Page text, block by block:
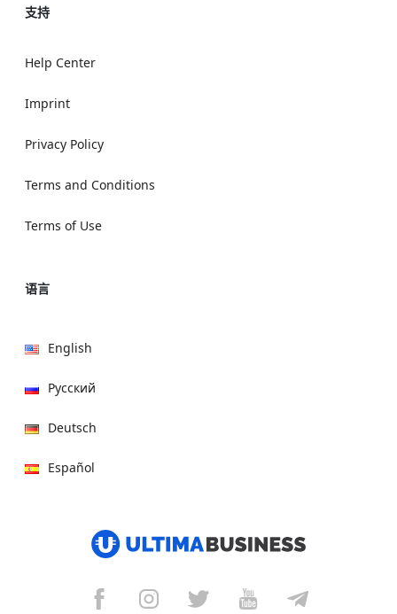
支持
Help Center
Imprint
Privacy Policy
Terms and Conditions
Terms of Use
语言
English
Русский
Deutsch
Español